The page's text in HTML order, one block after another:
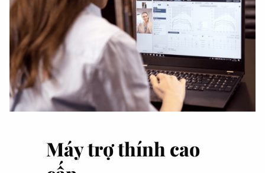
Máy trợ thính cao